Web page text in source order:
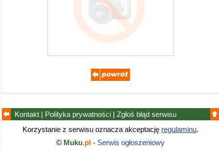
Kontakt | Polityka prywatności | Zgłoś błąd serwisu
Korzystanie z serwisu oznacza akceptację regulaminu.
© Muku.pl - Serwis ogłoszeniowy